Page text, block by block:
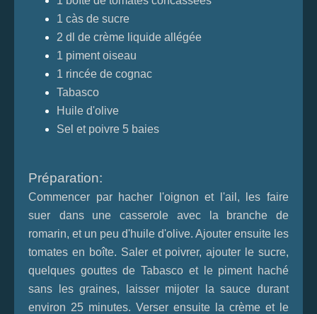
1 càs de sucre
2 dl de crème liquide allégée
1 piment oiseau
1 rincée de cognac
Tabasco
Huile d'olive
Sel et poivre 5 baies
Préparation:
Commencer par hacher l'oignon et l'ail, les faire
suer
dans une casserole avec la branche de
romarin, et un peu d'huile d'olive. Ajouter ensuite les
tomates en boîte. Saler et poivrer, ajouter le sucre,
quelques gouttes de Tabasco et le piment haché
sans les graines, laisser mijoter la sauce durant
environ 25 minutes. Verser ensuite la crème et le